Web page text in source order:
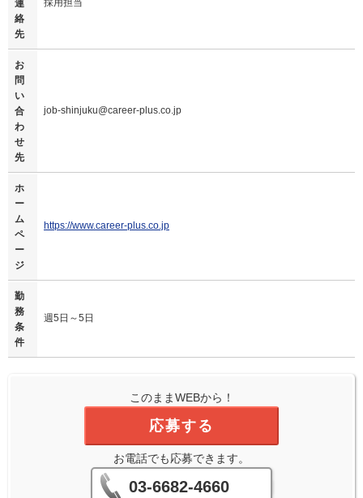
連
絡
先
採用担当
お
問
い
合
わ
せ
先
job-shinjuku@career-plus.co.jp
ホ
ー
ム
ペ
ー
ジ
https://www.career-plus.co.jp
勤
務
条
件
週5日～5日
このままWEBから！
応募する
お電話でも応募できます。
03-6682-4660